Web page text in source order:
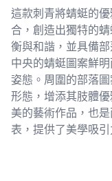
這款刺青將蜻蜓的
合，創造出獨特的
衡與和諧，並具備
中央的蜻蜓圖案鮮
姿態。周圍的部落
形態，增添其肢體
美的藝術作品，也
表，提供了美學吸引